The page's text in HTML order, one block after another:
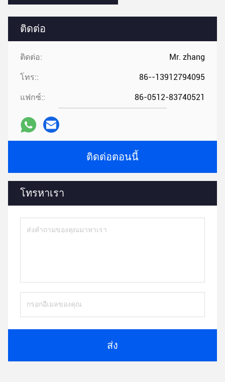
ติดต่อ
ติดต่อ: Mr. zhang
โทร:: 86--13912794095
แฟกซ์:: 86-0512-83740521
ติดต่อตอนนี้
โทรหาเรา
ส่ง